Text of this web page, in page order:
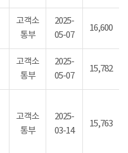
고객소
통부
2025-
05-07
16,600
고객소
통부
2025-
05-07
15,782
고객소
통부
2025-
03-14
15,763